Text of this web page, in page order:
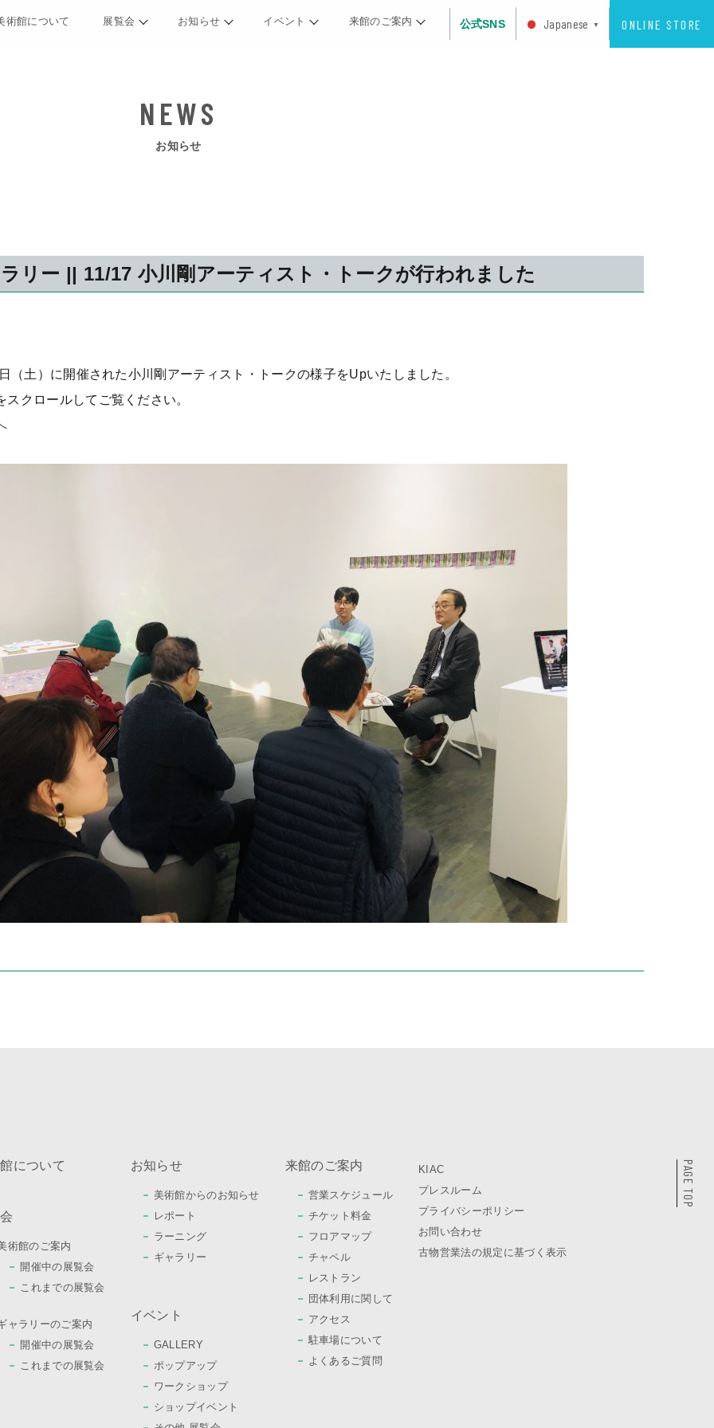
術館について 展覧会 お知らせ イベント 来館のご案内 公式SNS Japanese ▼ ONLINE STORE
お知らせ
リー || 11/17 小川剛アーティスト・トークが行われました
（土）に開催された小川剛アーティスト・トークの様子をUpいたしました。
スクロールしてご覧ください。
について
術館のご案内
開催中の展覧会
これまでの展覧会
ャラリーのご案内
開催中の展覧会
これまでの展覧会
お知らせ
美術館からのお知らせ
レポート
ラーニング
ギャラリー
イベント
GALLERY
ポップアップ
ワークショップ
ショップイベント
来館のご案内
営業スケジュール
チケット料金
フロアマップ
チャペル
レストラン
団体利用に関して
アクセス
駐車場について
よくあるご質問
KIAC
プレスルーム
プライバシーポリシー
お問い合わせ
古物営業法の規定に基づく表示
PAGE TOP